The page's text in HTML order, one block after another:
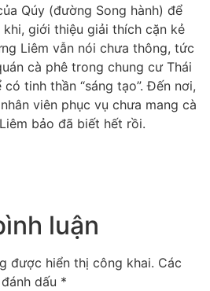
Qúy (đường Song hành) để
giới thiệu giải thích cặn kẻ
Liêm vẫn nói chưa thông, tức
cà phê trong chung cư Thái
tinh thần “sáng tạo”. Đến nơi,
viên phục vụ chưa mang cà
bảo đã biết hết rồi.
luận
được hiển thị công khai. Các
dấu *